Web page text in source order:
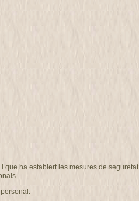
que ha establert les mesures de seguretat